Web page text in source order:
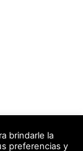
brindarle la
preferencias y